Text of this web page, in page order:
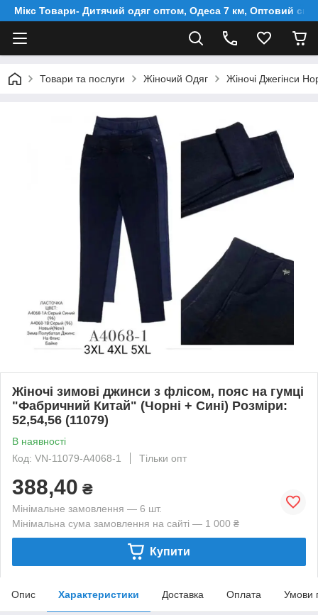
Мікс Товари- Дитячий одяг оптом, Одеса 7 км, Оптовий
Товари та послуги Жіночий Одяг Жіночі Джегінси
Жіночі зимові джинси з флісом, пояс на гумці
"Фабричний Китай" (Чорні + Сині) Розміри:
52,54,56 (11079)
В наявності
Код: VN-11079-A4068-1
Тільки опт
388,40 ₴
Мінімальне замовлення — 6 шт.
Мінімальна сума замовлення на сайті — 1 000 ₴
Купити
Опис Характеристики Доставка Оплата Умови